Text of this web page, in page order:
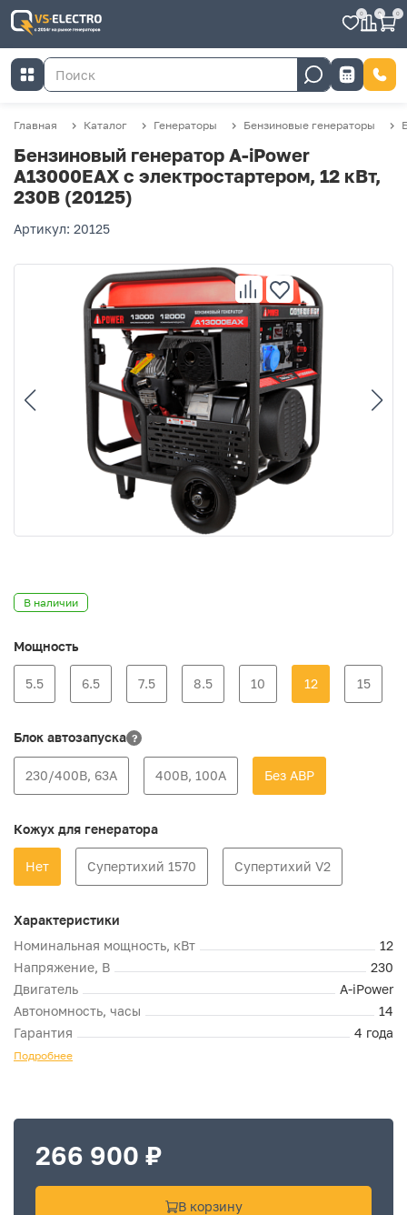
0 0 0
Главная Каталог Генераторы Бензиновые генераторы
Бензиновый генератор A-iPower
A13000EAX с электростартером, 12 кВт,
230В (20125)
Артикул: 20125
В наличии
Мощность
5.5 6.5 7.5 8.5 10 12 15
Блок автозапуска ?
230/400В, 63А 400В, 100А Без АВР
Кожух для генератора
Нет Супертихий 1570 Супертихий V2
Характеристики
Номинальная мощность, кВт
12
Напряжение, В
230
Двигатель
A-iPower
Автономность, часы
14
Гарантия
4 года
Подробнее
266 900 ₽
В корзину